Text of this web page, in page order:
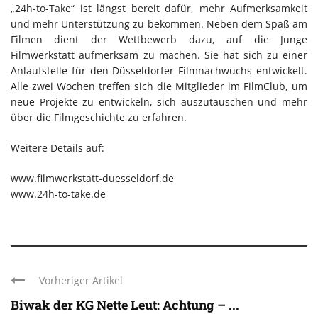
„24h-to-Take“ ist längst bereit dafür, mehr Aufmerksamkeit
und mehr Unterstützung zu bekommen. Neben dem Spaß am
Filmen dient der Wettbewerb dazu, auf die Junge
Filmwerkstatt aufmerksam zu machen. Sie hat sich zu einer
Anlaufstelle für den Düsseldorfer Filmnachwuchs entwickelt.
Alle zwei Wochen treffen sich die Mitglieder im FilmClub, um
neue Projekte zu entwickeln, sich auszutauschen und mehr
über die Filmgeschichte zu erfahren.
Weitere Details auf:
www.filmwerkstatt-duesseldorf.de
www.24h-to-take.de
Vorheriger Artikel
Biwak der KG Nette Leut: Achtung – ...